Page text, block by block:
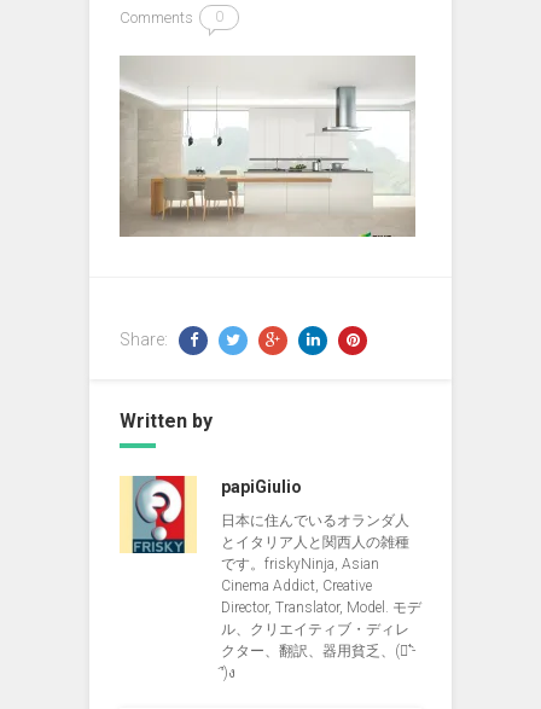
Comments 0
Share:
Written by
papiGiulio
日本に住んでいるオランダ人
とイタリア人と関西人の雑種
です。friskyNinja, Asian
Cinema Addict, Creative
Director, Translator, Model. モデ
ル、クリエイティブ・ディレ
クター、翻訳、器用貧乏、(ง︡'-
'︠)ง